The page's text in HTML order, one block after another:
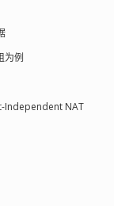
为例
Independent NAT